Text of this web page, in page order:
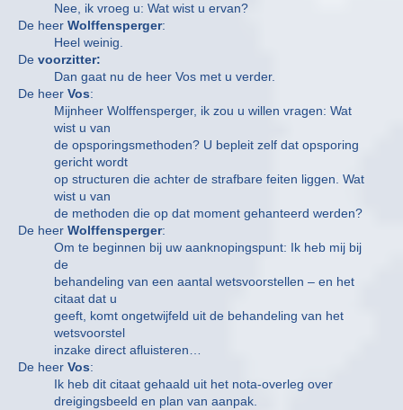
Nee, ik vroeg u: Wat wist u ervan?
De heer Wolffensperger:
Heel weinig.
De voorzitter:
Dan gaat nu de heer Vos met u verder.
De heer Vos:
Mijnheer Wolffensperger, ik zou u willen vragen: Wat
wist u van
de opsporingsmethoden? U bepleit zelf dat opsporing
gericht wordt
op structuren die achter de strafbare feiten liggen. Wat
wist u van
de methoden die op dat moment gehanteerd werden?
De heer Wolffensperger:
Om te beginnen bij uw aanknopingspunt: Ik heb mij bij
de
behandeling van een aantal wetsvoorstellen – en het
citaat dat u
geeft, komt ongetwijfeld uit de behandeling van het
wetsvoorstel
inzake direct afluisteren…
De heer Vos:
Ik heb dit citaat gehaald uit het nota-overleg over
dreigingsbeeld en plan van aanpak.